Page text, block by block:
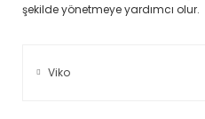
şekilde yönetmeye yardımcı olur.
Viko